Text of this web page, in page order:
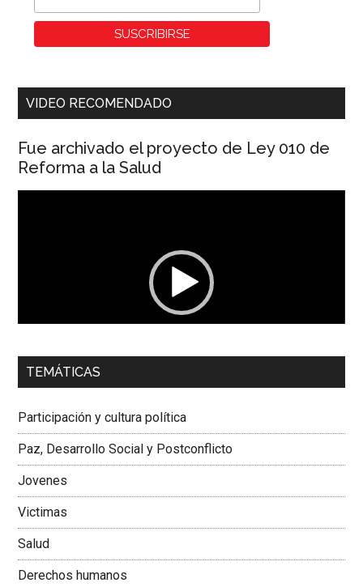
VIDEO RECOMENDADO
Fue archivado el proyecto de Ley 010 de
Reforma a la Salud
00:00 01:04
Dra. Carolina Corcho Mejía,Presidenta Corporación
Colombiana
TEMÁTICAS
Participación y cultura política
Paz, Desarrollo Social y Postconflicto
Jovenes
Victimas
Salud
Derechos humanos